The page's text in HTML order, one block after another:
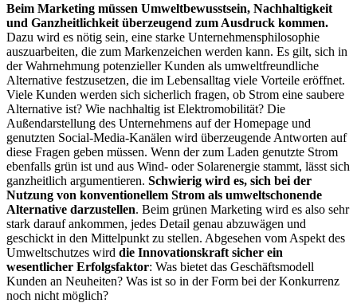
Beim Marketing müssen Umweltbewusstsein, Nachhaltigkeit
und Ganzheitlichkeit überzeugend zum Ausdruck kommen.
Dazu wird es nötig sein, eine starke Unternehmensphilosophie
auszuarbeiten, die zum Markenzeichen werden kann. Es gilt, sich in
der Wahrnehmung potenzieller Kunden als umweltfreundliche
Alternative festzusetzen, die im Lebensalltag viele Vorteile eröffnet.
Viele Kunden werden sich sicherlich fragen, ob Strom eine saubere
Alternative ist? Wie nachhaltig ist Elektromobilität? Die
Außendarstellung des Unternehmens auf der Homepage und
genutzten Social-Media-Kanälen wird überzeugende Antworten auf
diese Fragen geben müssen. Wenn der zum Laden genutzte Strom
ebenfalls grün ist und aus Wind- oder Solarenergie stammt, lässt sich
ganzheitlich argumentieren. Schwierig wird es, sich bei der
Nutzung von konventionellem Strom als umweltschonende
Alternative darzustellen. Beim grünen Marketing wird es also sehr
stark darauf ankommen, jedes Detail genau abzuwägen und
geschickt in den Mittelpunkt zu stellen. Abgesehen vom Aspekt des
Umweltschutzes wird die Innovationskraft sicher ein
wesentlicher Erfolgsfaktor: Was bietet das Geschäftsmodell
Kunden an Neuheiten? Was ist so in der Form bei der Konkurrenz
noch nicht möglich?